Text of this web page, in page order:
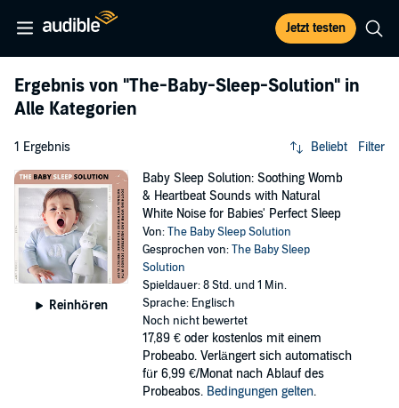
Jetzt testen
Ergebnis von "The-Baby-Sleep-Solution" in
Alle Kategorien
1 Ergebnis Beliebt Filter
Reinhören
Baby Sleep Solution: Soothing Womb
& Heartbeat Sounds with Natural
White Noise for Babies' Perfect Sleep
Von:The Baby Sleep Solution
Gesprochen von:The Baby Sleep
Solution
Spieldauer: 8 Std. und 1 Min.
Sprache: Englisch
Noch nicht bewertet
17,89 € oder kostenlos mit einem
Probeabo. Verlängert sich automatisch
für 6,99 €/Monat nach Ablauf des
Probeabos. Bedingungen gelten.